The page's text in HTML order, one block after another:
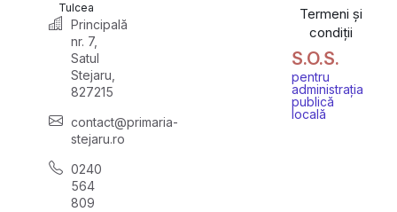
Tulcea
Principală
nr. 7,
Satul
Stejaru,
827215
contact@primaria-
stejaru.ro
0240
564
809
Termeni și
condiții
S.O.S.
pentru
administrația
publică
locală